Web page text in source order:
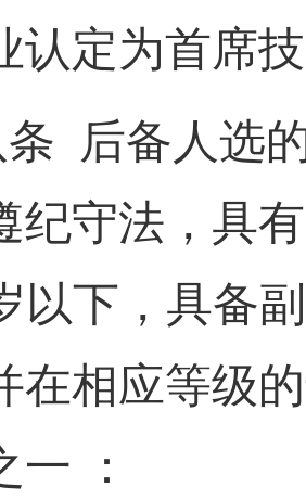
认定为首席
后备人选
纪守法，具
以下，具备
在相应等级
一 ：